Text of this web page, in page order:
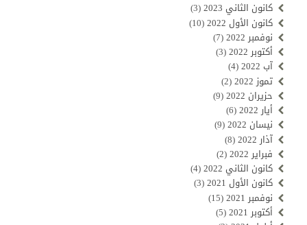
كانون الثاني 2023
(3)
كانون الأول 2022
(10)
نوفمبر 2022
(7)
أكتوبر 2022
(3)
آب 2022
(4)
تموز 2022
(2)
حزيران 2022
(9)
أيار 2022
(6)
نيسان 2022
(9)
آذار 2022
(8)
فبراير 2022
(2)
كانون الثاني 2022
(4)
كانون الأول 2021
(3)
نوفمبر 2021
(15)
أكتوبر 2021
(5)